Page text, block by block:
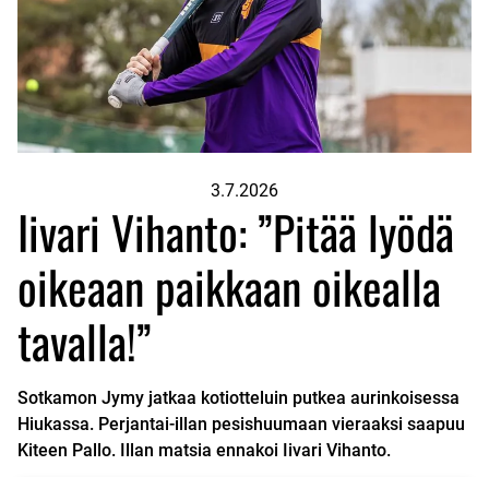
3.7.2026
Iivari Vihanto: ”Pitää lyödä
oikeaan paikkaan oikealla
tavalla!”
Sotkamon Jymy jatkaa kotiotteluin putkea aurinkoisessa
Hiukassa. Perjantai-illan pesishuumaan vieraaksi saapuu
Kiteen Pallo. Illan matsia ennakoi Iivari Vihanto.